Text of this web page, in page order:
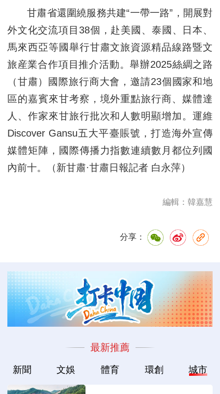
甘肅省還圍繞服務共建“一帶一路”，開展對
外文化交流項目38個，赴美國、泰國、日本、
馬來西亞等國舉行甘肅文旅資源精品線路暨文
旅産業合作項目推介活動。舉辦2025絲綢之路
（甘肅）國際旅行商大會，邀請23個國家和地
區的嘉賓來甘考察，境外重點旅行商、媒體達
人、作家來甘旅行批次和人數明顯增加。運維
Discover Gansu五大平臺賬號，打造海外宣傳
媒體矩陣，國際傳播力指數連續數月都位列國
內前十。（新甘肅·甘肅日報記者 白永萍）
編輯：韓嘉慧
分享：
最新推薦
新聞 文娛 體育 環創 城市